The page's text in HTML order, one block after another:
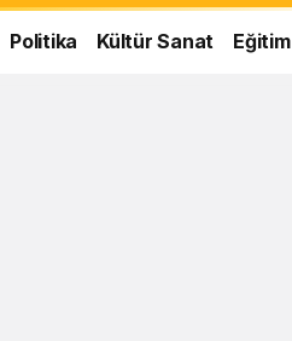
Politika Kültür Sanat Eğitim